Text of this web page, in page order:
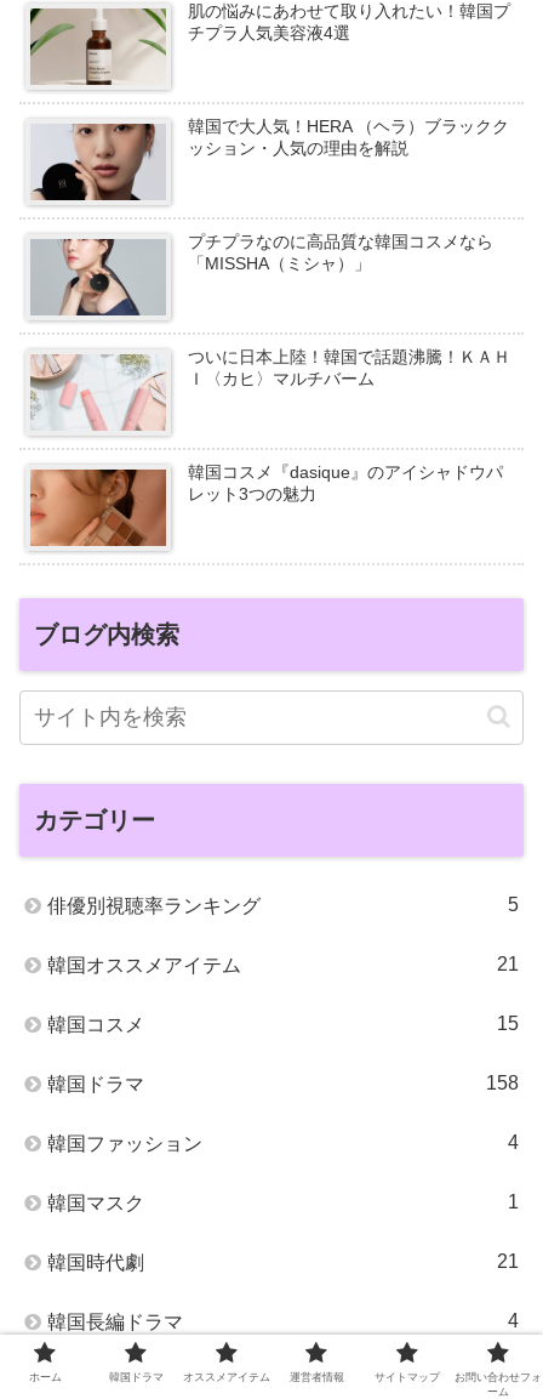
肌の悩みにあわせて取り入れたい！韓国プ
チプラ人気美容液4選
韓国で大人気！HERA （ヘラ）ブラックク
ッション・人気の理由を解説
プチプラなのに高品質な韓国コスメなら
「MISSHA（ミシャ）」
ついに日本上陸！韓国で話題沸騰！ＫＡＨ
Ｉ〈カヒ〉マルチバーム
韓国コスメ『dasique』のアイシャドウパ
レット3つの魅力
ブログ内検索
カテゴリー
俳優別視聴率ランキング 5
韓国オススメアイテム 21
韓国コスメ 15
韓国ドラマ 158
韓国ファッション 4
韓国マスク 1
韓国時代劇 21
韓国長編ドラマ 4
韓国食品 6
ホーム 韓国ドラマ オススメアイテム 運営者情報 サイトマップ
お問い合わせフォ
ーム